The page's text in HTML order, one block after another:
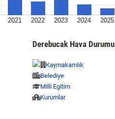
2021 2022 2023 2024 2025
Derebucak Hava Durumu
Kaymakamlık
Belediye
Milli Egitim
Kurumlar